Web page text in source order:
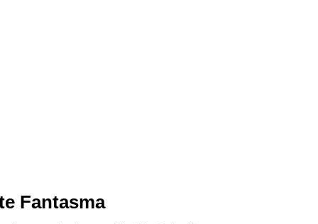
Fantasma